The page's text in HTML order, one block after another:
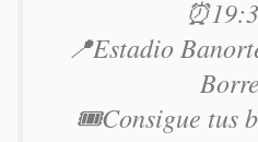
📍Estadio
🎟️Consigue tus